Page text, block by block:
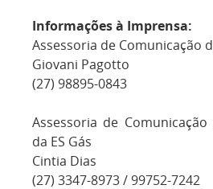
Informações à Imprensa:
Assessoria de Comunicação
Giovani Pagotto
(27) 98895-0843
Assessoria de
da ES Gás
Cintia Dias
(27) 3347-8973 / 99752-7242